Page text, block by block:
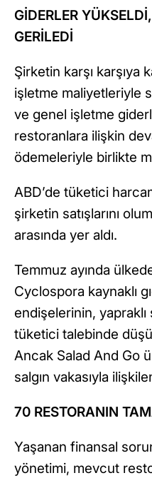
GİDERLER
GERİLEDİ
Şirketin karşı karşıya
işletme maliyetleriyle
ve genel işletme
restoranlara ilişkin
ödemeleriyle birlikte
ABD’de tüketici
şirketin satışlarını
arasında yer aldı.
Temmuz ayında
Cyclospora kaynaklı
endişelerinin,
tüketici talebinde
Ancak Salad And Go
salgın vakasıyla
70 RESTORANIN
Yaşanan finansal
yönetimi, mevcut